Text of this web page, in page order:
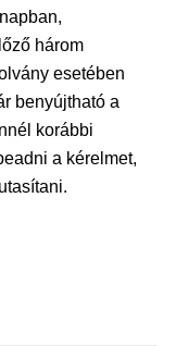
három
esetében
benyújtható a
korábbi
a kérelmet,